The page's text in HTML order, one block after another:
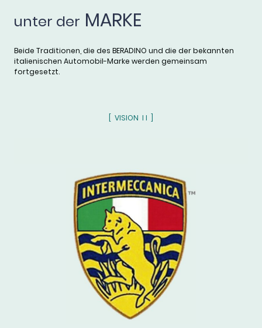
unter der MARKE
Beide Traditionen, die des BERADINO und die der bekannten
italienischen Automobil-Marke werden gemeinsam
fortgesetzt.
[ VISION I I ]